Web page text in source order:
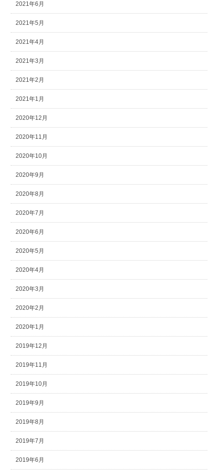
2021年6月
2021年5月
2021年4月
2021年3月
2021年2月
2021年1月
2020年12月
2020年11月
2020年10月
2020年9月
2020年8月
2020年7月
2020年6月
2020年5月
2020年4月
2020年3月
2020年2月
2020年1月
2019年12月
2019年11月
2019年10月
2019年9月
2019年8月
2019年7月
2019年6月